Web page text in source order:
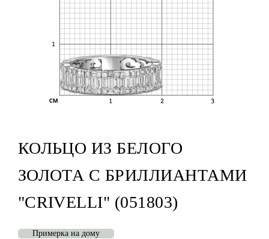
КОЛЬЦО ИЗ БЕЛОГО
ЗОЛОТА С БРИЛЛИАНТАМИ
"CRIVELLI" (051803)
Примерка на дому